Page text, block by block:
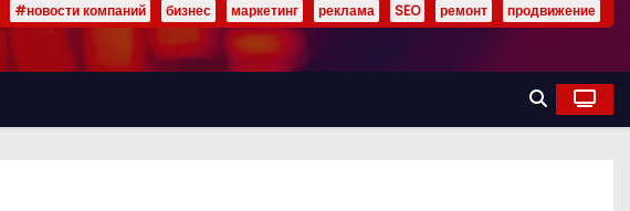
#новости компаний бизнес маркетинг реклама SEO ремонт продвижение